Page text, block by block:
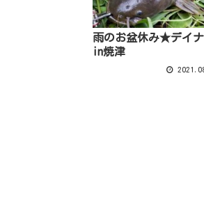
雨のお盆休み★デイ
in焼津